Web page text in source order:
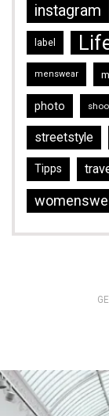
instagram
label
menswear
photo
streetstyle
Tipps